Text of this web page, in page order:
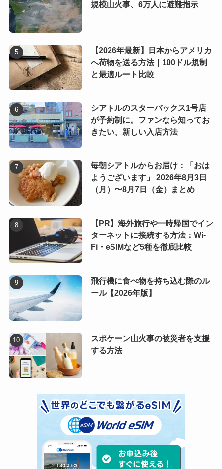
規模山火事、6万人に避難指示
【2026年最新】日本からアメリカ
へ荷物を送る方法｜100ドル規制
と最適ルート比較
シアトルのスターバックス1号店
が予約制に。ファンなら知ってお
きたい、新しい入店方法
毎朝シアトルからお届け：「おは
ようございます」 2026年8月3日
（月）〜8月7日（金）まとめ
【PR】海外旅行や一時帰国でイン
ターネットに接続する方法：Wi-
Fi・eSIMなど5種を徹底比較
飛行機に食べ物を持ち込む際のル
ール【2026年版】
スポケーン山火事の被災者を支援
する方法